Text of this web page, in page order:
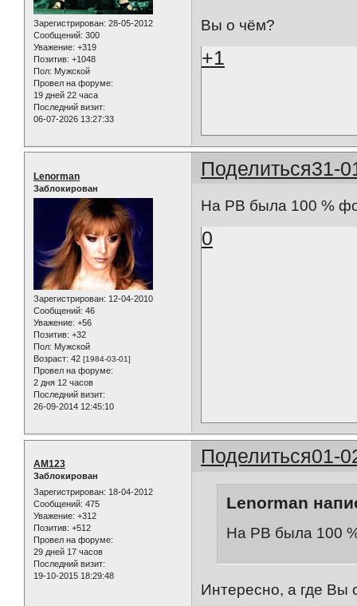
Зарегистрирован: 28-05-2012
Сообщений: 300
Уважение: +319
Позитив: +1048
Пол: Мужской
Провел на форуме:
19 дней 22 часа
Последний визит:
06-07-2026 13:27:33
Вы о чём?
+1
Поделиться31-
Lenorman
Заблокирован
Зарегистрирован: 12-04-2010
Сообщений: 46
Уважение: +56
Позитив: +32
Пол: Мужской
Возраст: 42 [1984-03-01]
Провел на форуме:
2 дня 12 часов
Последний визит:
26-09-2014 12:45:10
На РВ была 100 %
0
Поделиться01-
AM123
Заблокирован
Зарегистрирован: 18-04-2012
Сообщений: 475
Уважение: +312
Позитив: +512
Провел на форуме:
29 дней 17 часов
Последний визит:
19-10-2015 18:29:48
Lenorman
На РВ была 100
Интересно, а где Вы